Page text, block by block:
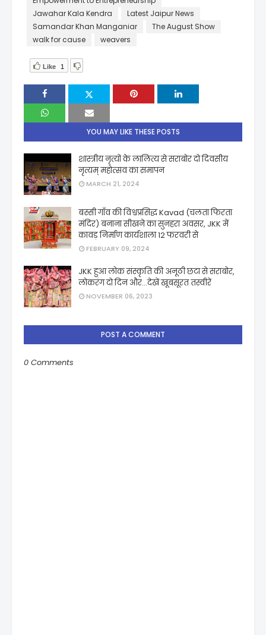
Jawahar Kala Kendra
Latest Jaipur News
Samandar Khan Manganiar
The August Show
walk for cause
weavers
Like 1
YOU MAY LIKE THESE POSTS
शास्त्रीय नृत्यों के लालित्य से सराबोर दो दिवसीय
नृत्यम् महोत्सव का समापन
MARCH 21, 2024
बस्सी गाँव की विश्वप्रसिद्ध Kavad (चलता फिरता
मंदिर) बनाना सीखने का सुनहरा अवसर, JKK में
कावड़ निर्माण कार्यशाला 12 फरवरी से
FEBRUARY 09, 2024
JKK हुआ लोक संस्कृति की अनूठी छटा से सराबोर,
लोकरंग दो दिन और...देखें खूबसूरत तस्वीरें
NOVEMBER 06, 2023
POST A COMMENT
0 Comments